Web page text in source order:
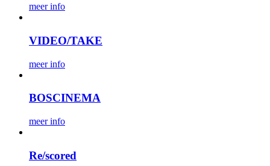
meer info
VIDEO/TAKE
meer info
BOSCINEMA
meer info
Re/scored